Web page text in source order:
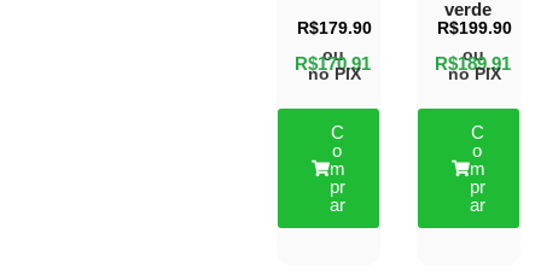
R$179.90
ou
R$170.91
no PIX
C
o
m
pr
ar
verde
R$199.90
ou
R$189.91
no PIX
C
o
m
pr
ar